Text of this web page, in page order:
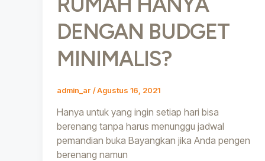
DENGAN BUDGET
MINIMALIS?
admin_ar /Agustus 16, 2021
Hanya untuk yang ingin setiap hari bisa
berenang tanpa harus menunggu jadwal
pemandian buka Bayangkan jika Anda pengen
berenang namun